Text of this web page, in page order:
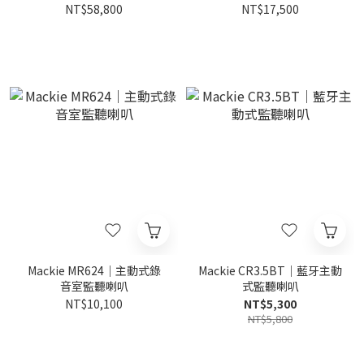
NT$58,800
NT$17,500
Mackie MR624｜主動式錄
音室監聽喇叭
NT$10,100
Mackie CR3.5BT｜藍牙主動
式監聽喇叭
NT$5,300
NT$5,800